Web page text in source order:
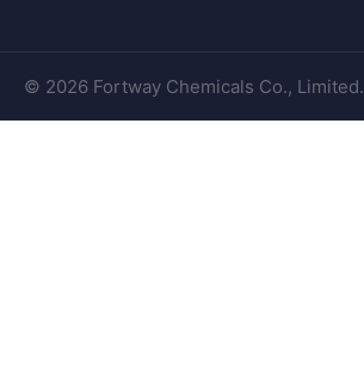
© 2026 Fortway Chemicals Co., Limited.